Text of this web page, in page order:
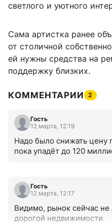
светлого и уютного
Сама артистка ранее
от столичной
ей нужны средства на
поддержку близких.
КОММЕНТАРИИ 2
Гость
12 марта, 12:19
Надо было снижать цену
пока упадёт до 120
Гость
12 марта, 12:17
Видимо, рынок сейчас
дорогой недвижимости.